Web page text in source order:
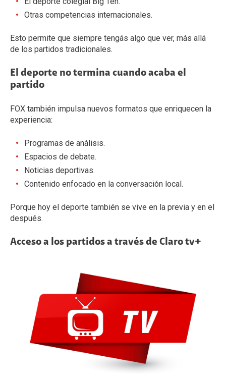
Otras competencias internacionales.
Esto permite que siempre tengás algo que ver, más allá
de los partidos tradicionales.
El deporte no termina cuando acaba el
partido
FOX también impulsa nuevos formatos que enriquecen la
experiencia:
Programas de análisis.
Espacios de debate.
Noticias deportivas.
Contenido enfocado en la conversación local.
Porque hoy el deporte también se vive en la previa y en el
después.
Acceso a los partidos a través de Claro tv+